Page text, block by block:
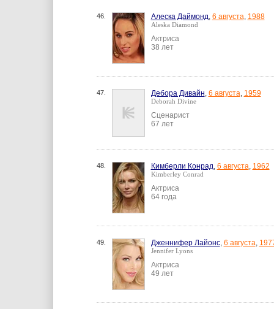
46. Алеска Даймонд, 6 августа, 1988
Aleska Diamond
Актриса
38 лет
47. Дебора Дивайн, 6 августа, 1959
Deborah Divine
Сценарист
67 лет
48. Кимберли Конрад, 6 августа, 1962
Kimberley Conrad
Актриса
64 года
49. Дженнифер Лайонс, 6 августа,
Jennifer Lyons
Актриса
49 лет